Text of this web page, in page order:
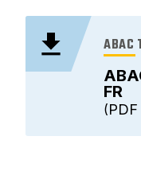
FR
ABAC
PDF